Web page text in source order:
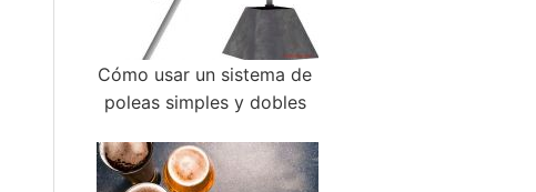
Cómo usar un sistema de
poleas simples y dobles